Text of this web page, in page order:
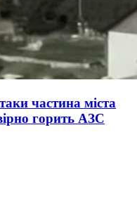
частина міста
горить АЗС